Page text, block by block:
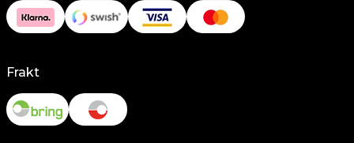
Frakt